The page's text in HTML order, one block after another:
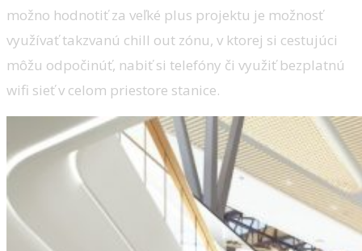
možno hodnotiť za veľké plus projektu je možnosť
využívať takzvanú chill out zónu, v ktorej si cestujúci
môžu odpočinúť, nabiť si telefóny či využiť bezplatnú
wifi sieť v celom priestore stanice.